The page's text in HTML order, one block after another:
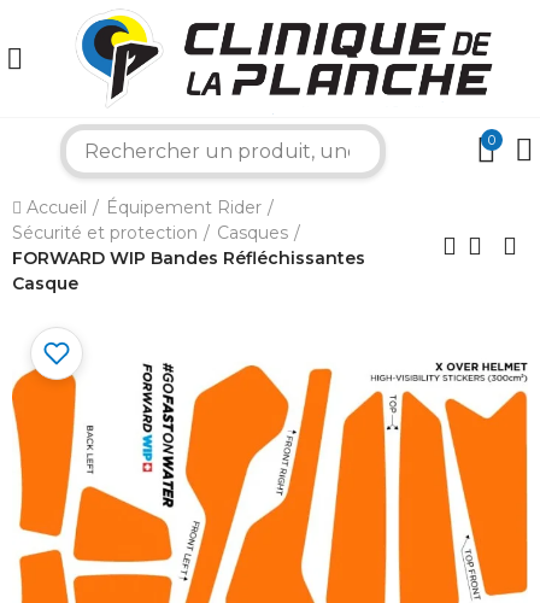
0
Accueil
Équipement Rider
Sécurité et protection
Casques
FORWARD WIP Bandes Réfléchissantes
Casque
×
Bonjour ! Je suis votre expert nautique.
Comment puis-je vous aider aujourd'hui ?